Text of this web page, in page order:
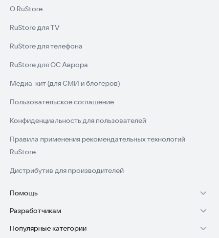
О RuStore
RuStore для TV
RuStore для телефона
RuStore для ОС Аврора
Медиа-кит (для СМИ и блогеров)
Пользовательское соглашение
Конфиденциальность для пользователей
Правила применения рекомендательных технологий
RuStore
Дистрибутив для производителей
Помощь
Установка RuStore на TV
Установка RuStore на телефон
Разработчикам
Зарабатывать с RuStore
Популярные категории